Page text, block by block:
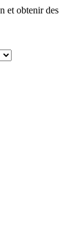
et obtenir des